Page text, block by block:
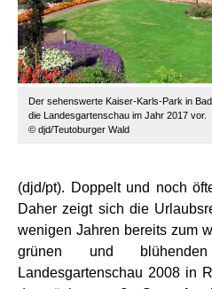
Der sehenswerte Kaiser-Karls-Park in
die Landesgartenschau im Jahr 2017 vor.
© djd/Teutoburger Wald
(djd/pt). Doppelt und noch
Daher zeigt sich die
wenigen Jahren bereits zum
grünen und
Landesgartenschau 2008 in